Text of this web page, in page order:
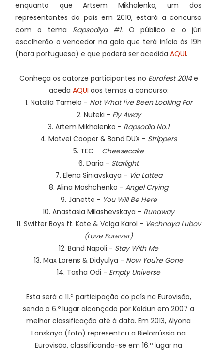
enquanto que Artsem Mikhalenka, um dos
representantes do país em 2010, estará a concurso
com o tema Rapsodiya #1. O público e o júri
escolherão o vencedor na gala que terá início às 19h
(hora portuguesa) e que poderá ser acedida AQUI.
Conheça os catorze participantes no Eurofest 2014e
aceda AQUI aos temas a concurso:
1. Natalia Tamelo - Not What I've Been Looking For
2. Nuteki - Fly Away
3. Artem Mikhalenko - Rapsodia No.1
4. Matvei Cooper & Band DUX - Strippers
5. TEO - Cheesecake
6. Daria - Starlight
7. Elena Siniavskaya - Via Lattea
8. Alina Moshchenko - Angel Crying
9. Janette - You Will Be Here
10. Anastasia Milashevskaya - Runaway
11. Switter Boys ft. Kate & Volga Karol - Vechnaya Lubov
(Love Forever)
12. Band Napoli - Stay With Me
13. Max Lorens & Didyulya - Now You're Gone
14. Tasha Odi - Empty Universe
Esta será a 11.ª participação do país na Eurovisão,
sendo o 6.º lugar alcançado por Koldun em 2007 a
melhor classificação até à data. Em 2013, Alyona
Lanskaya (foto) representou a Bielorrússia na
Eurovisão, classificando-se em 16.º lugar na